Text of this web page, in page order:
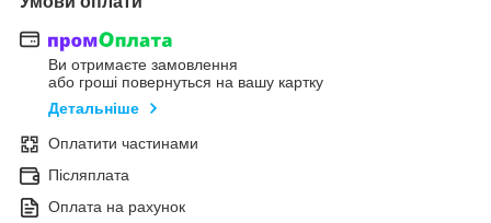
Ви отримаєте замовлення
або гроші повернуться на вашу картку
Детальніше
Оплатити частинами
Післяплата
Оплата на рахунок